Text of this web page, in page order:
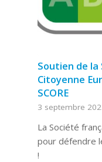
Soutien de
Citoyenne
SCORE
3 septembre
La Société
pour défendre
!